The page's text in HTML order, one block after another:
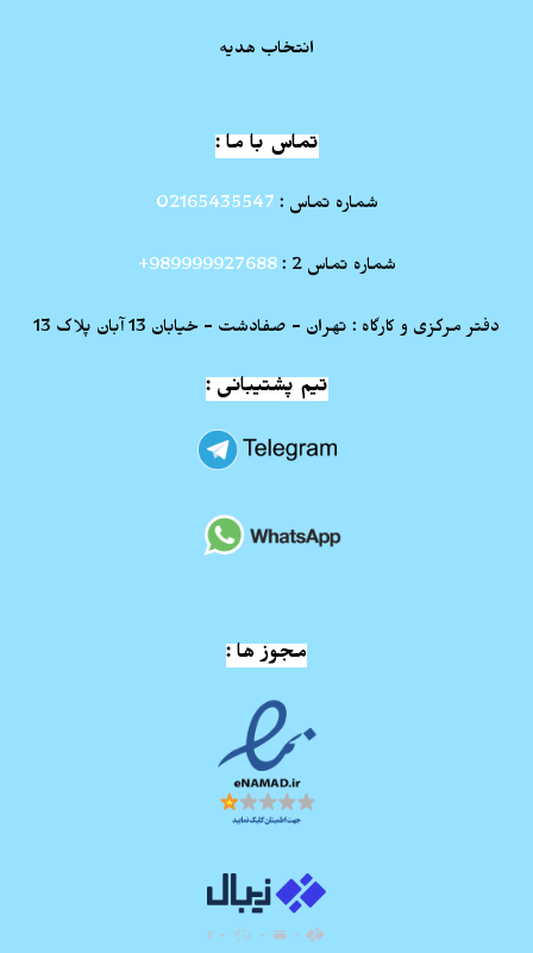
انتخاب هدیه
تماس با ما :
شماره تماس : 02165435547
شماره تماس 2 : 989999927688+
دفتر مرکزی و کارگاه : تهران - صفادشت - خیابان 13 آبان پلاک 13
تیم پشتیبانی :
مجوز ها :